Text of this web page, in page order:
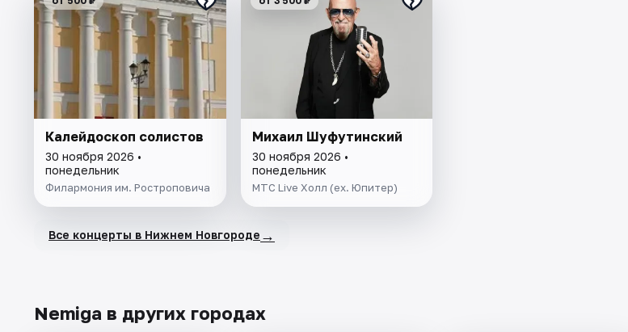
Калейдоскоп солистов
30 ноября 2026 •
понедельник
Филармония им. Ростроповича
Михаил Шуфутинский
30 ноября 2026 •
понедельник
МТС Live Холл (ex. Юпитер)
Все концерты в Нижнем Новгороде →
Nemiga в других городах